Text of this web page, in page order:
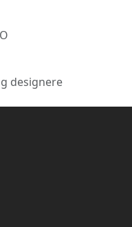
designere